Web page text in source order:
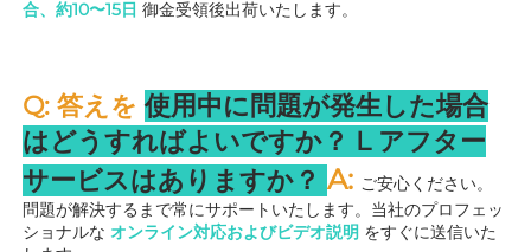
合、約10〜15日 御金受領後出荷いたします。
Q: 答えを 使用中に問題が発生した場合
はどうすればよいですか？ L アフター
サービスはありますか？ A: ご安心ください。
問題が解決するまで常にサポートいたします。当社のプロフェッ
ショナルな オンライン対応およびビデオ説明 をすぐに送信いた